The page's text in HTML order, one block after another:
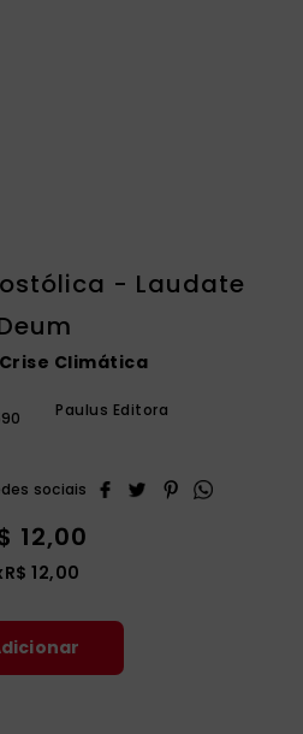
- Laudate
Climática
Paulus Editora
12,00
R$ 12,00